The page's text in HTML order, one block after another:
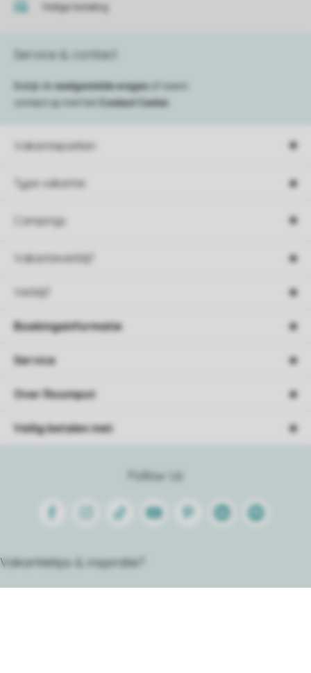
Veilige betaling
Vakantieparken
Type vakantie
Campings
Vakantieverblijf
Verblijf
Service & contact
Bekijk deveelgestelde vragenof neem
contact op met het
Contact Center
Follow Us
FacebookInstagram
Tiktok Youtube PinterestLinkedinSpotify
Vakantietips & inspiratie?
Boekingsinformatie
Service
Over Roompot
Veilig betalen met